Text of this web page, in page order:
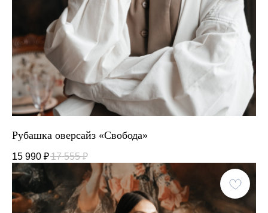
Рубашка оверсайз «Свобода»
15 990 ₽17 555 ₽